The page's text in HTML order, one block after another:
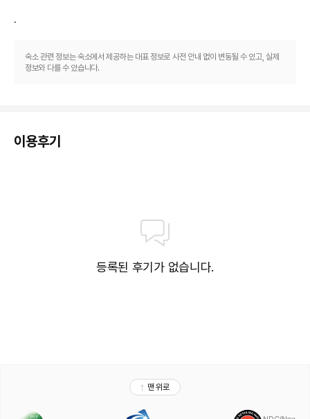
.
숙소 관련 정보는 숙소에서 제공하는 대표 정보로 사전 안내 없이 변동될 수 있고, 실제
정보와 다를 수 있습니다.
이용후기
등록된 후기가 없습니다.